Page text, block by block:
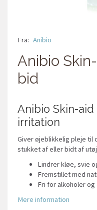
Fra: Anibio
Anibio
bid
Anibio Skin-
irritation
Giver øjeblikkelig pleje
stukket af eller bidt af
Lindrer kløe, svie
Fremstillet med
Fri for alkoholer
Mere information